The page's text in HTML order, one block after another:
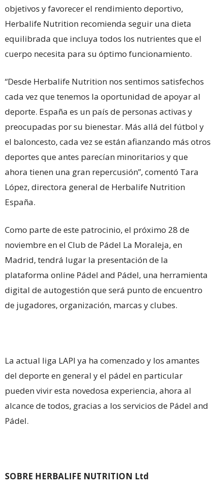
objetivos y favorecer el rendimiento deportivo,
Herbalife Nutrition recomienda seguir una dieta
equilibrada que incluya todos los nutrientes que el
cuerpo necesita para su óptimo funcionamiento.
“Desde Herbalife Nutrition nos sentimos satisfechos
cada vez que tenemos la oportunidad de apoyar al
deporte. España es un país de personas activas y
preocupadas por su bienestar. Más allá del fútbol y
el baloncesto, cada vez se están afianzando más otros
deportes que antes parecían minoritarios y que
ahora tienen una gran repercusión”, comentó Tara
López, directora general de Herbalife Nutrition
España.
Como parte de este patrocinio, el próximo 28 de
noviembre en el Club de Pádel La Moraleja, en
Madrid, tendrá lugar la presentación de la
plataforma online Pádel and Pádel, una herramienta
digital de autogestión que será punto de encuentro
de jugadores, organización, marcas y clubes.
La actual liga LAPI ya ha comenzado y los amantes
del deporte en general y el pádel en particular
pueden vivir esta novedosa experiencia, ahora al
alcance de todos, gracias a los servicios de Pádel and
Pádel.
SOBRE HERBALIFE NUTRITION Ltd